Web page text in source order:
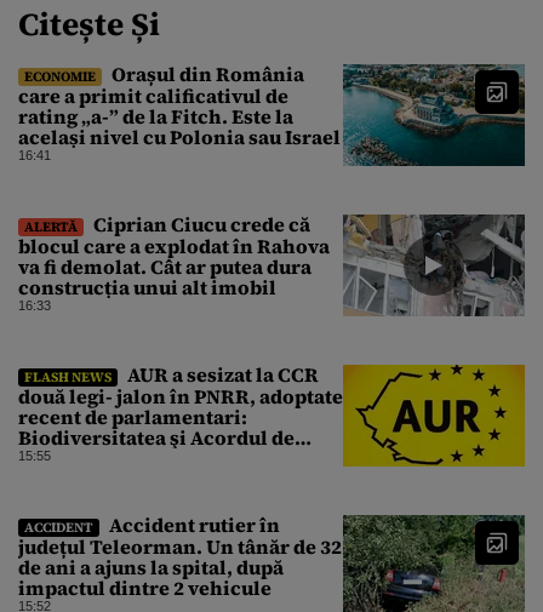
Citește Și
ECONOMIE
Orașul din România
care a primit calificativul de
rating „a-” de la Fitch. Este la
același nivel cu Polonia sau Israel
16:41
ALERTĂ
Ciprian Ciucu crede că
blocul care a explodat în Rahova
va fi demolat. Cât ar putea dura
construcția unui alt imobil
16:33
FLASH NEWS
AUR a sesizat la CCR
două legi- jalon în PNRR, adoptate
recent de parlamentari:
Biodiversitatea şi Acordul de
împrumut cu BIRD
15:55
ACCIDENT
Accident rutier în
județul Teleorman. Un tânăr de 32
de ani a ajuns la spital, după
impactul dintre 2 vehicule
15:52